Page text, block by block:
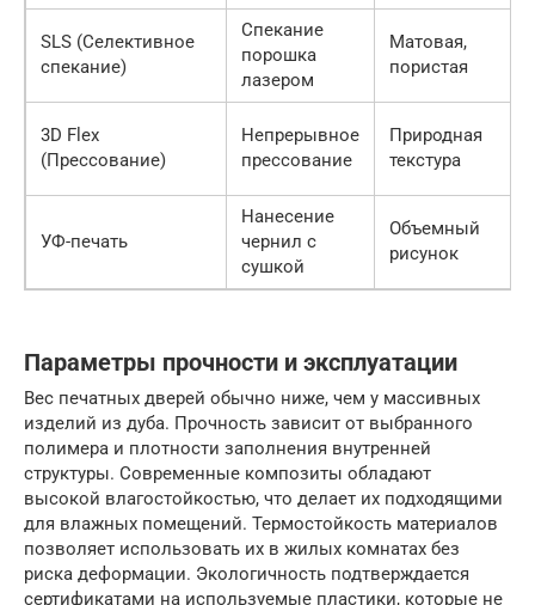
SLS (Селективное
спекание)
Спекание
порошка
лазером
Матовая,
пористая
3D Flex
(Прессование)
Непрерывное
прессование
Природная
текстура
УФ-печать
Нанесение
чернил с
сушкой
Объемный
рисунок
Параметры прочности и эксплуатации
Вес печатных дверей обычно ниже, чем у массивных
изделий из дуба. Прочность зависит от выбранного
полимера и плотности заполнения внутренней
структуры. Современные композиты обладают
высокой влагостойкостью, что делает их подходящими
для влажных помещений. Термостойкость материалов
позволяет использовать их в жилых комнатах без
риска деформации. Экологичность подтверждается
сертификатами на используемые пластики, которые не